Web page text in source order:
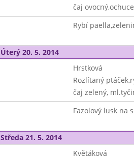
čaj
Rybí
Úterý 20. 5. 2014
Hrstková
Rozlítaný
čaj zelený,
Fazolový lusk na
Středa 21. 5. 2014
Květáková